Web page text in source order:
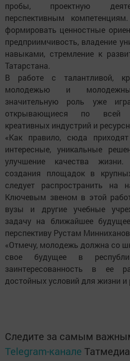
пробы, проектную
перспективным
формировать ценностные
предприимчивость, владение
навыками, стремление к
Татарстана.
В работе с талантливой,
молодежью и
значительную роль уже
открывающиеся по всей
креативных индустрий и
«Как правило, сюда
интересные, уникальные
улучшение качества
создания площадок в
следует распространить на
Ключевым звеном в этой
вузы и другие учебные
задачу на ближайшее
перспективу Рустам
«Отмечу, молодежь должна со
свое будущее в
заинтересованность в ее
достойных условий для жизни и
Следите за самым
Telegram-канале Татмедиа